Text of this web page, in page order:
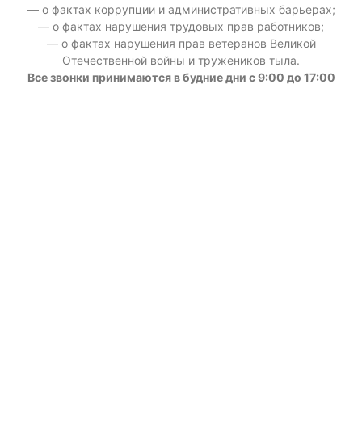
— о фактах коррупции и административных барьерах;
— о фактах нарушения трудовых прав работников;
— о фактах нарушения прав ветеранов Великой
Отечественной войны и тружеников тыла.
Все звонки принимаются в будние дни с 9:00 до 17:00